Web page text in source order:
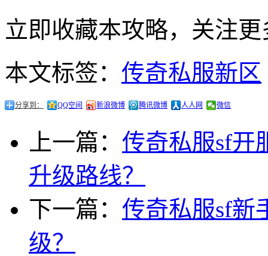
立即收藏本攻略，关注
本文标签： 传奇私服新区
分享到： QQ空间 新浪微博 腾讯微博 人人网 微信
上一篇： 传奇私服sf开
升级路线？
下一篇： 传奇私服sf新
级？